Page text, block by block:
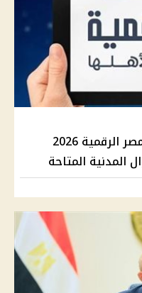
خطوات فتح حساب على منصة مصر الرقمية 2026
المدنية المتاحة